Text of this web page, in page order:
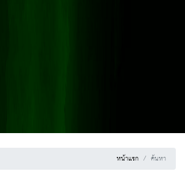
หน้าแรก ค้นหา